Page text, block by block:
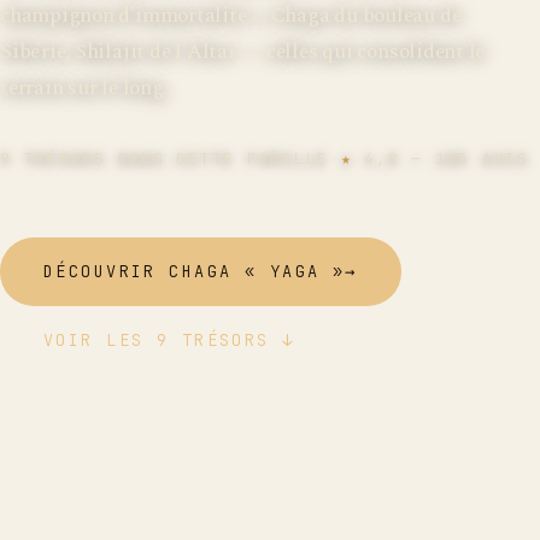
9 TRÉSORS DANS CETTE FAMILLE ★ 4,8 — 185 AVIS
DÉCOUVRIR CHAGA « YAGA »→
VOIR LES 9 TRÉSORS ↓